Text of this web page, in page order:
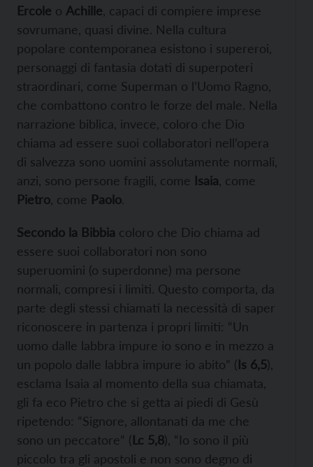
Ercole o Achille , capaci di compiere imprese
sovrumane, quasi divine. Nella cultura
popolare contemporanea esistono i supereroi,
personaggi di fantasia dotati di superpoteri
straordinari, come Superman o l’Uomo Ragno,
che combattono contro le forze del male. Nella
narrazione biblica, invece, coloro che Dio
chiama ad essere suoi collaboratori nell’opera
di salvezza sono uomini assolutamente normali,
anzi, sono persone fragili, come Isaia , come
Pietro , come Paolo.
Secondo la Bibbia coloro che Dio chiama ad
essere suoi collaboratori non sono
superuomini (o superdonne) ma persone
normali, compresi i limiti. Questo comporta, da
parte degli stessi chiamati la necessità di saper
riconoscere in partenza i propri limiti: “Un
uomo dalle labbra impure io sono e in mezzo a
un popolo dalle labbra impure io abito” (Is 6,5),
esclama Isaia al momento della sua chiamata,
gli fa eco Pietro che si getta ai piedi di Gesù
ripetendo: “Signore, allontanati da me che
sono un peccatore” (Lc 5,8), “Io sono il più
piccolo tra gli apostoli e non sono degno di